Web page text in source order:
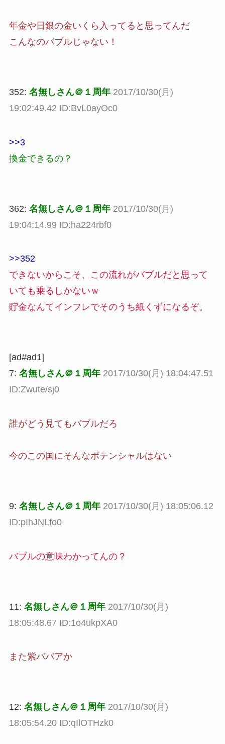
年金や日銀の金いくら入ってると思ってんだ
こんなのバブルじゃない！
352: 名無しさん＠１周年 2017/10/30(月)
19:02:49.42 ID:BvL0ayOc0
>>3
換金できるの？
362: 名無しさん＠１周年 2017/10/30(月)
19:04:14.99 ID:ha224rbf0
>>352
できないからこそ、この流れがバブルだと思って
いても乗るしかないｗ
貯金なんてインフレでそのうち紙くずになるぞ。
[ad#ad1]
7: 名無しさん＠１周年 2017/10/30(月) 18:04:47.51
ID:Zwute/sj0
誰がどう見てもバブルだろ
今のこの国にそんなポテンシャルはない
9: 名無しさん＠１周年 2017/10/30(月) 18:05:06.12
ID:pIhJNLfo0
バブルの意味わかってんの？
11: 名無しさん＠１周年 2017/10/30(月)
18:05:48.67 ID:1o4ukpXA0
また紫ババアか
12: 名無しさん＠１周年 2017/10/30(月)
18:05:54.20 ID:qIlOTHzk0